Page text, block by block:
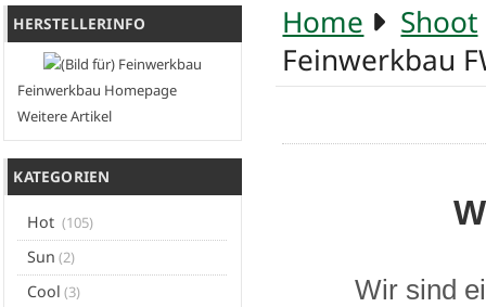
HERSTELLERINFO
Feinwerkbau Homepage
Weitere Artikel
KATEGORIEN
Hot (105)
Sun (2)
Cool (3)
Home
Shoot
Feinwerkbau
Wir sind